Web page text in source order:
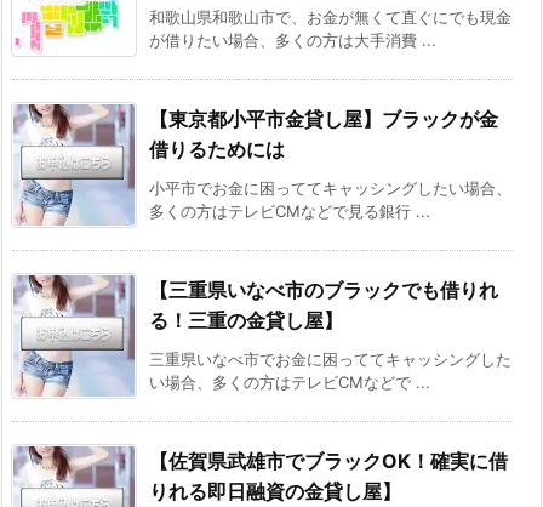
和歌山県和歌山市で、お金が無くて直ぐにでも現金
が借りたい場合、多くの方は大手消費 ...
【東京都小平市金貸し屋】ブラックが金
借りるためには
小平市でお金に困っててキャッシングしたい場合、
多くの方はテレビCMなどで見る銀行 ...
【三重県いなべ市のブラックでも借りれ
る！三重の金貸し屋】
三重県いなべ市でお金に困っててキャッシングした
い場合、多くの方はテレビCMなどで ...
【佐賀県武雄市でブラックOK！確実に借
りれる即日融資の金貸し屋】